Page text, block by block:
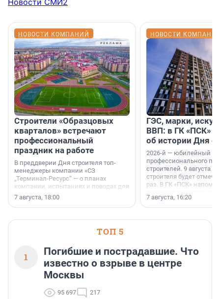
Новости СМИ2
НОВОСТИ КОМПАНИЙ
Строители «Образцовых
кварталов» встречают
профессиональный
праздник на работе
В преддверии Дня строителя топ-
менеджеры компании «СЗ
„Терминал-Ресурс“ — о планах
компании, испытаниях и поводах для
осторожного оптимизма.
7 августа, 18:00
НОВОСТИ
ГЭС, марки,
ВВП: в ГК «ПСК»
об истории Дня
2026-й — юбилейный
профессионального
строителей. 9 августа
строителя будет
раз. В ГК «ПСК»
поменялась роль
7 августа, 16:20
ТОП 5
1
Погибшие и пострадавшие. Что
известно о взрыве в центре
Москвы
95 697 217